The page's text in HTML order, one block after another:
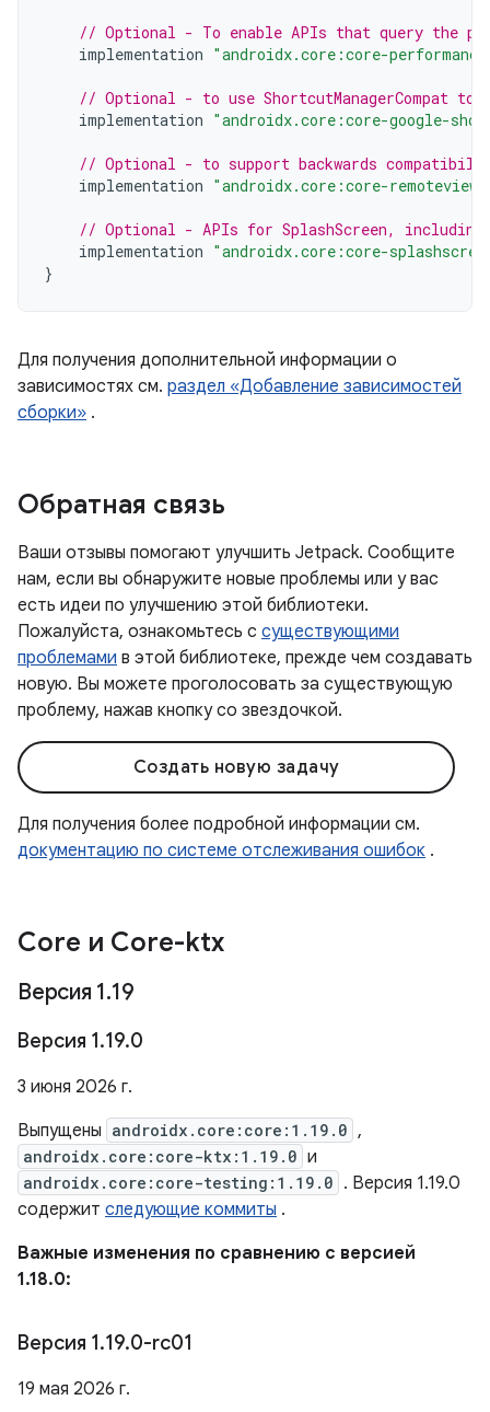
// Optional - To enable APIs that query the
implementation "androidx.core:core-
// Optional - to use ShortcutManagerCompat to
implementation "androidx.core:core-google-
// Optional - to support backwards
implementation "androidx.core:core-
// Optional - APIs for SplashScreen,
implementation "androidx.core:core-
}
Для получения дополнительной информации о
зависимостях см. раздел «Добавление зависимостей
сборки» .
Обратная связь
Ваши отзывы помогают улучшить Jetpack. Сообщите
нам, если вы обнаружите новые проблемы или у вас
есть идеи по улучшению этой библиотеки.
Пожалуйста, ознакомьтесь с существующими
проблемами в этой библиотеке, прежде чем создавать
новую. Вы можете проголосовать за существующую
проблему, нажав кнопку со звездочкой.
Создать новую задачу
Для получения более подробной информации см.
документацию по системе отслеживания ошибок .
Core и Core-ktx
Версия 1.19
Версия 1.19.0
3 июня 2026 г.
Выпущены androidx.core:core:1.19.0 ,
androidx.core:core-ktx:1.19.0 и
androidx.core:core-testing:1.19.0 . Версия 1.19.0
содержит следующие коммиты .
Важные изменения по сравнению с версией
1.18.0:
Версия 1.19.0-rc01
19 мая 2026 г.